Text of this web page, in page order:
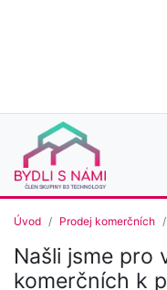
Úvod Prodej komerčních
Našli jsme pro
komerčních k